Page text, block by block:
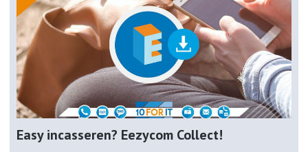
Easy incasseren? Eezycom Collect!